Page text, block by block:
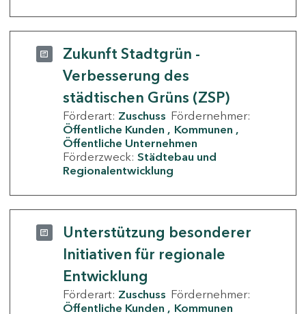
Zukunft Stadtgrün -
Verbesserung des
städtischen Grüns (ZSP)
Förderart: Zuschuss Fördernehmer:
Öffentliche Kunden
Kommunen
Öffentliche Unternehmen
Förderzweck: Städtebau und
Regionalentwicklung
Unterstützung besonderer
Initiativen für regionale
Entwicklung
Förderart: Zuschuss Fördernehmer:
Öffentliche Kunden
Kommunen